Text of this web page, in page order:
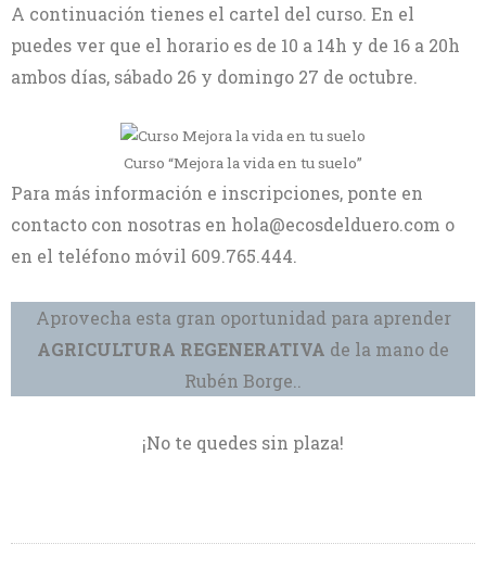
A continuación tienes el cartel del curso. En el
puedes ver que el horario es de 10 a 14h y de 16 a 20h
ambos días, sábado 26 y domingo 27 de octubre.
Curso “Mejora la vida en tu suelo”
Para más información e inscripciones, ponte en
contacto con nosotras en hola@ecosdelduero.com o
en el teléfono móvil 609.765.444.
Aprovecha esta gran oportunidad para aprender
AGRICULTURA REGENERATIVA de la mano de
Rubén Borge..
¡No te quedes sin plaza!